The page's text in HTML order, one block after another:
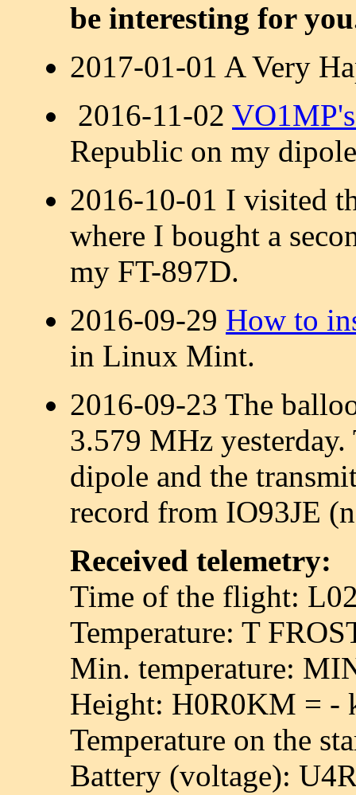
be interesting for
2017-01-01 A Very
2016-11-02
Republic on my
2016-10-01 I visited
where I bought a
my FT-897D.
2016-09-29 How to
in Linux Mint.
2016-09-23 The
3.579 MHz
dipole and the
record from IO93JE
Received telemetry:
Time of the flight:
Temperature: T
Min. temperature:
Height: H0R0KM = -
Temperature on the
Battery (voltage):